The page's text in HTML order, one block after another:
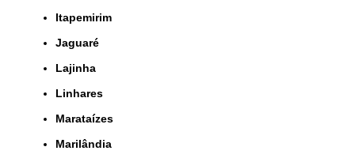
Itapemirim
Jaguaré
Lajinha
Linhares
Marataízes
Marilândia